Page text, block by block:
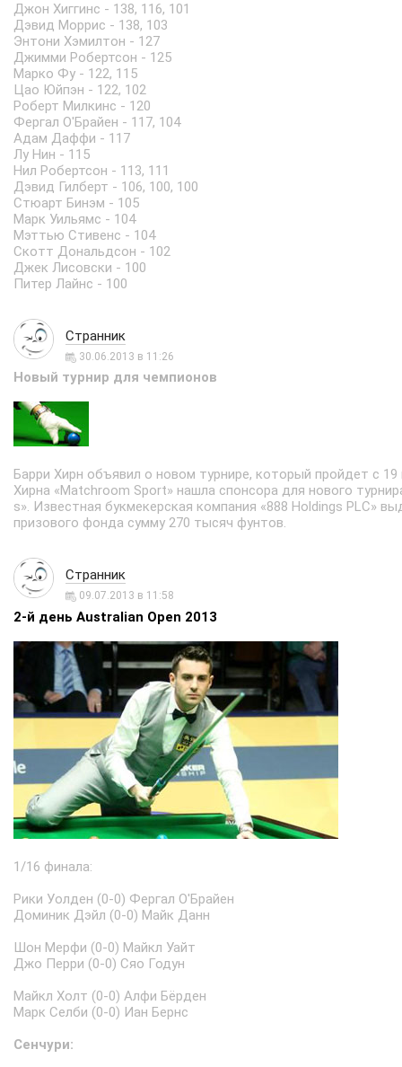
Джон Хиггинс - 138, 116, 101
Дэвид Моррис - 138, 103
Энтони Хэмилтон - 127
Джимми Робертсон - 125
Марко Фу - 122, 115
Цао Юйпэн - 122, 102
Роберт Милкинс - 120
Фергал О'Брайен - 117, 104
Адам Даффи - 117
Лу Нин - 115
Нил Робертсон - 113, 111
Дэвид Гилберт - 106, 100, 100
Стюарт Бинэм - 105
Марк Уильямс - 104
Мэттью Стивенс - 104
Скотт Дональдсон - 102
Джек Лисовски - 100
Питер Лайнс - 100
Странник
30.06.2013 в 11:26
Новый турнир для чемпионов
Барри Хирн объявил о новом турнире, который пройдет с
Хирна «Matchroom Sport» нашла спонсора для нового
s». Известная букмекерская компания «888 Holdings PLC»
призового фонда сумму 270 тысяч фунтов.
Странник
09.07.2013 в 11:58
2-й день Australian Open 2013
1/16 финала:
Рики Уолден (0-0) Фергал О'Брайен
Доминик Дэйл (0-0) Майк Данн
Шон Мерфи (0-0) Майкл Уайт
Джо Перри (0-0) Сяо Годун
Майкл Холт (0-0) Алфи Бёрден
Марк Селби (0-0) Иан Бернс
Сенчури: